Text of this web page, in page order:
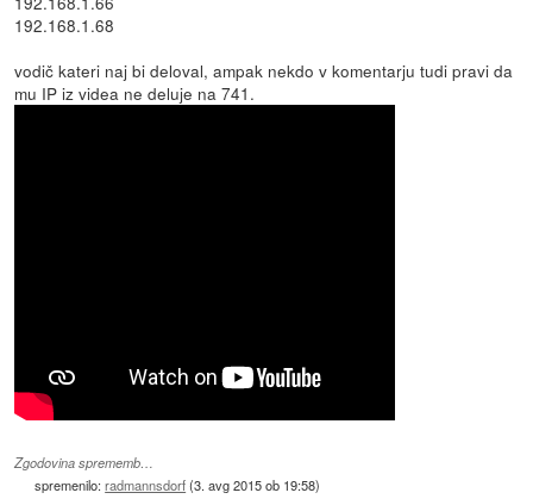
192.168.1.68
vodič kateri naj bi deloval, ampak nekdo v komentarju tudi pravi da
mu IP iz videa ne deluje na 741.
Zgodovina sprememb…
spremenilo:radmannsdorf(3. avg 2015 ob 19:58)